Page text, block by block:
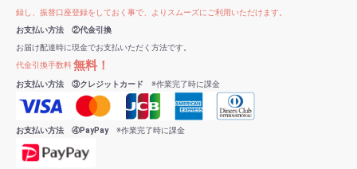
録し、振替口座登録をしておく事で、よりスムーズにご利用いただけます。
お支払い方法 ②代金引換
お届け配達時に現金でお支払いただく方法です。
代金引換手数料無料！
お支払い方法 ③クレジットカード ※作業完了時に課金
お支払い方法 ④PayPay※作業完了時に課金